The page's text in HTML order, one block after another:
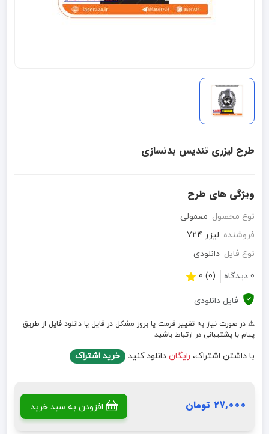
طرح لیزری تندیس بدنسازی
ویژگی های طرح
نوع محصول معمولی
فروشنده لیزر 724
نوع فایل دانلودی
0 دیدگاه
(0) 0
فایل دانلودی
⚠️ در صورت نیاز به تغییر فرمت یا بروز مشکل در فایل یا دانلود فایل از طریق
پیام با پشتیبانی در ارتباط باشید
با داشتن اشتراک، رایگان دانلود کنید خرید اشتراک
27,000 تومان افزودن به سبد خرید